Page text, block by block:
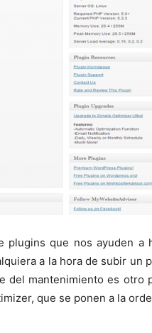
plugins que nos ayuden a
a la hora de subir un
del mantenimiento es otro
que se ponen a la